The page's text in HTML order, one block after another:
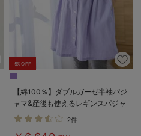
5%OFF
【綿100％】ダブルガーゼ半袖パジ
ャマ&産後も使えるレギンスパジャ
マ マタニティ・授乳パジャマ【出
産後も長く使える】
2件